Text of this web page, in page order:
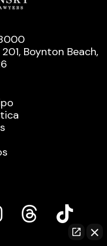
Boynton Beach,